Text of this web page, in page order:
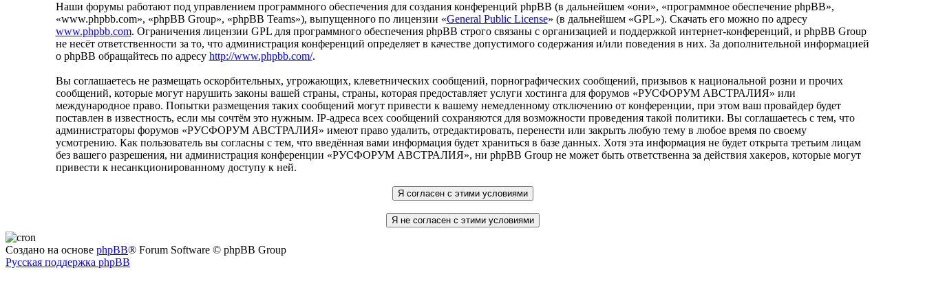
Наши форумы работают под управлением программного обеспечения для создания конференций phpBB (в дальнейшем «они», «программное обеспечение phpBB»,
«www.phpbb.com», «phpBB Group», «phpBB Teams»), выпущенного по лицензии «General Public License» (в дальнейшем «GPL»). Скачать его можно по адресу
www.phpbb.com. Ограничения лицензии GPL для программного обеспечения phpBB строго связаны с организацией и поддержкой интернет-конференций, и phpBB Group
не несёт ответственности за то, что администрация конференций определяет в качестве допустимого содержания и/или поведения в них. За дополнительной информацией
о phpBB обращайтесь по адресу http://www.phpbb.com/.
Вы соглашаетесь не размещать оскорбительных, угрожающих, клеветнических сообщений, порнографических сообщений, призывов к национальной розни и прочих
сообщений, которые могут нарушить законы вашей страны, страны, которая предоставляет услуги хостинга для форумов «РУСФОРУМ АВСТРАЛИЯ» или
международное право. Попытки размещения таких сообщений могут привести к вашему немедленному отключению от конференции, при этом ваш провайдер будет
поставлен в известность, если мы сочтём это нужным. IP-адреса всех сообщений сохраняются для возможности проведения такой политики. Вы соглашаетесь с тем, что
администраторы форумов «РУСФОРУМ АВСТРАЛИЯ» имеют право удалить, отредактировать, перенести или закрыть любую тему в любое время по своему
усмотрению. Как пользователь вы согласны с тем, что введённая вами информация будет храниться в базе данных. Хотя эта информация не будет открыта третьим лицам
без вашего разрешения, ни администрация конференции «РУСФОРУМ АВСТРАЛИЯ», ни phpBB Group не может быть ответственна за действия хакеров, которые могут
привести к несанкционированному доступу к ней.
Создано на основе phpBB® Forum Software © phpBB Group
Русская поддержка phpBB